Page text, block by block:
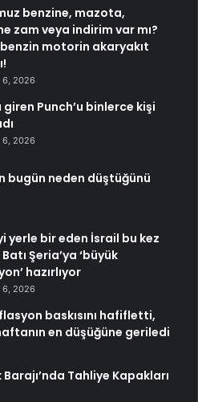
benzine, mazota,
zam veya indirim var mı?
motorin akaryakıt
6, 2026
giren Punch’u binlerce kişi
6, 2026
bugün neden düştüğünü
yerle bir eden İsrail bu kez
Şeria’ya ‘büyük
hazırlıyor
6, 2026
baskısını hafifletti,
en düşüğüne geriledi
Tahliye Kapakları